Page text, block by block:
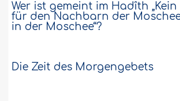
Wer ist gemeint im Hadîth „Kein
für den Nachbarn der
in der Moschee“?
Die Zeit des Morgengebets